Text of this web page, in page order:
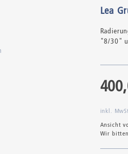
Lea
"8/30"
inkl.
Ansicht
Wir